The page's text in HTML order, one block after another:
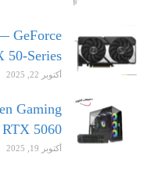
GeForce
50-Series…
أكتوبر 22, 2025
Gaming
5060…
أكتوبر 19, 2025